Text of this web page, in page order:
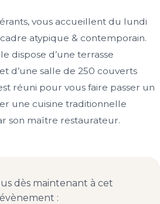
vous accueillent du lundi
atypique & contemporain.
dispose d’une terrasse
d’une salle de 250 couverts
réuni pour vous faire passer un
une cuisine traditionnelle
son maître restaurateur.
dès maintenant à cet
évènement :